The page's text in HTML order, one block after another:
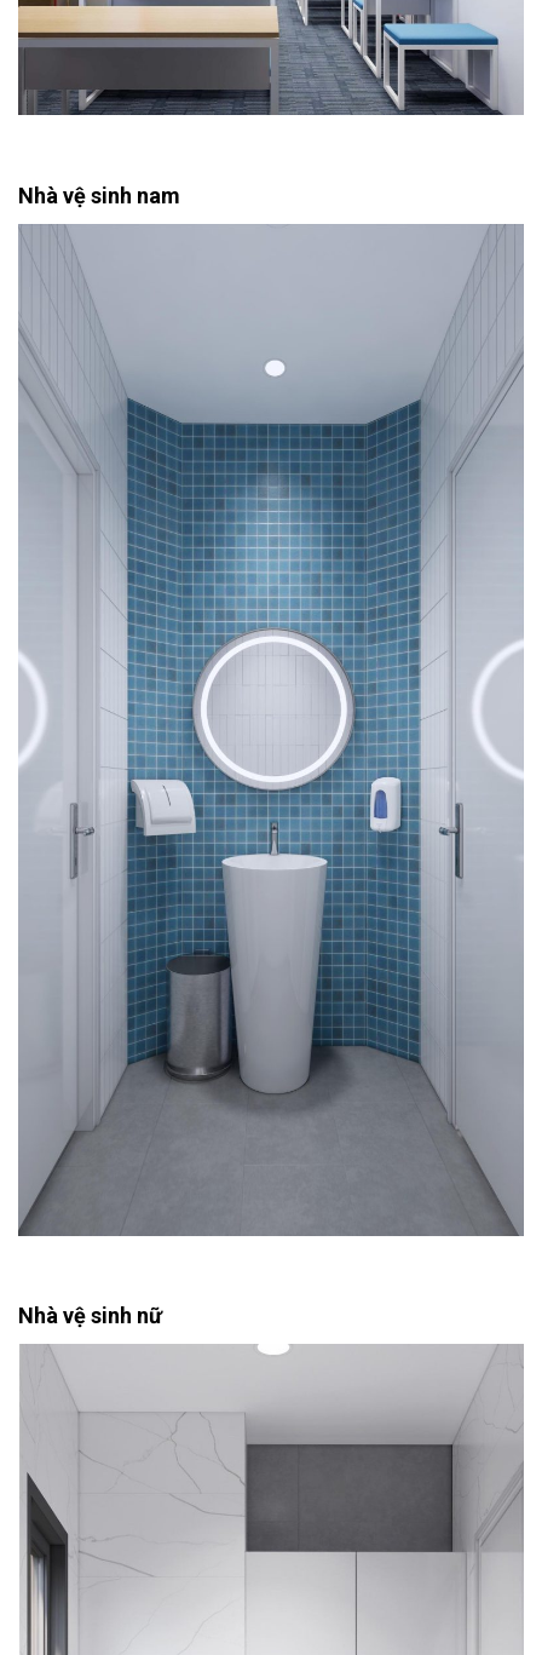
Nhà vệ sinh nam
Nhà vệ sinh nữ